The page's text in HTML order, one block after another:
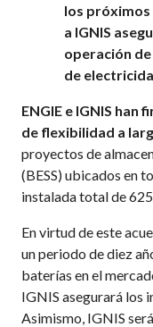
los próximos
a IGNIS
operación
de
ENGIE e IGNIS
de flexibilidad a
proyectos de
(BESS) ubicados en
instalada total de
En virtud de este
un periodo de diez
baterías en el
IGNIS asegurará los
Asimismo, IGNIS